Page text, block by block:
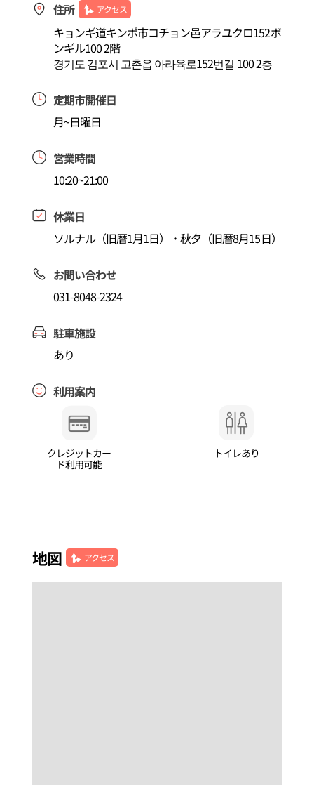
住所 アクセス
キョンギ道キンポ市コチョン邑アラユクロ152ボ
ンギル100 2階
경기도 김포시 고촌읍 아라육로152번길 100 2층
定期市開催日
月~日曜日
営業時間
10:20~21:00
休業日
ソルナル（旧暦1月1日）・秋夕（旧暦8月15日）
お問い合わせ
031-8048-2324
駐車施設
あり
利用案内
クレジットカー
ド利用可能
トイレあり
地図 アクセス